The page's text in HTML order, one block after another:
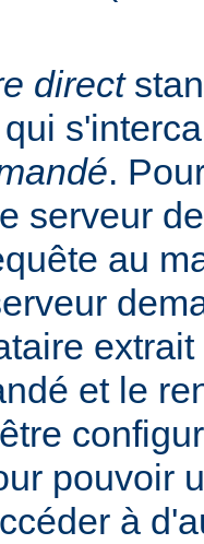
direct
.
serveur
au
et le
pouvoir
à